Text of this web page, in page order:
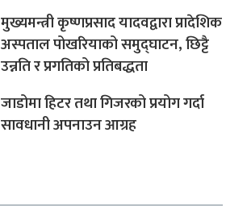
मुख्यमन्त्री कृष्णप्रसाद यादवद्वारा प्रादेशिक
अस्पताल पोखरियाको समुद्घाटन, छिट्टै
उन्नति र प्रगतिको प्रतिबद्धता
जाडोमा हिटर तथा गिजरको प्रयोग गर्दा
सावधानी अपनाउन आग्रह